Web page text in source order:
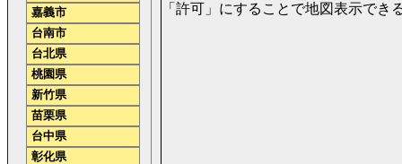
「許可」にすることで地図表示でき
嘉義市
台南市
台北県
桃園県
新竹県
苗栗県
台中県
彰化県